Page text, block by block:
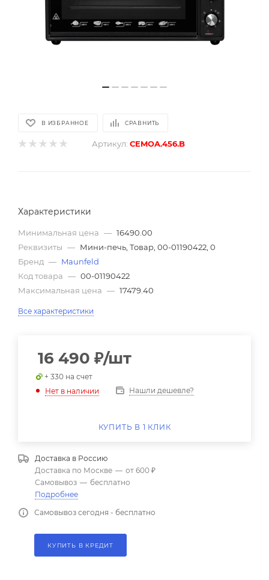
В ИЗБРАННОЕ СРАВНИТЬ
Артикул: СEMOA.456.B
Характеристики
Минимальная цена — 16490.00
Реквизиты — Мини-печь, Товар, 00-01190422, 0
Бренд — Maunfeld
Код товара — 00-01190422
Максимальная цена — 17479.40
Все характеристики
16 490 ₽/шт
+ 330 на счет
Нет в наличии
Нашли дешевле?
КУПИТЬ В 1 КЛИК
Доставка в Россию
Доставка по Москве — от 600 ₽
Самовывоз — бесплатно
Подробнее
Самовывоз сегодня - бесплатно
КУПИТЬ В КРЕДИТ